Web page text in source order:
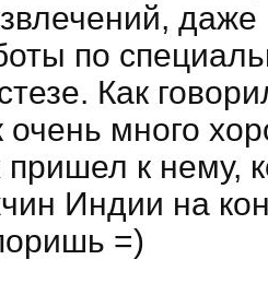
по
Как
очень много
к нему,
Индии на
=)